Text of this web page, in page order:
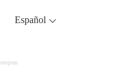
Español